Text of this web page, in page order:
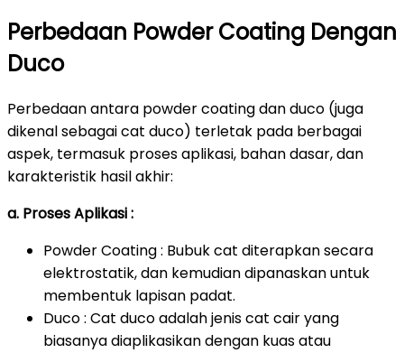
Perbedaan Powder Coating Dengan
Duco
Perbedaan antara powder coating dan duco (juga
dikenal sebagai cat duco) terletak pada berbagai
aspek, termasuk proses aplikasi, bahan dasar, dan
karakteristik hasil akhir:
a. Proses Aplikasi :
Powder Coating : Bubuk cat diterapkan secara
elektrostatik, dan kemudian dipanaskan untuk
membentuk lapisan padat.
Duco : Cat duco adalah jenis cat cair yang
biasanya diaplikasikan dengan kuas atau